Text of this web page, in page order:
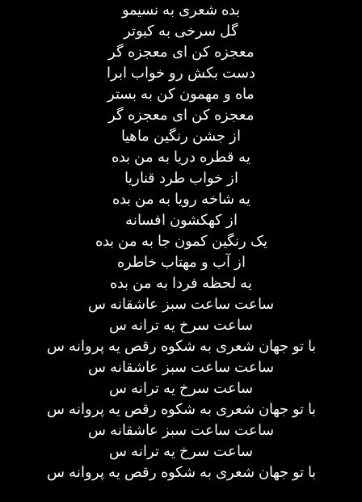
بده شعری به نسیمو
گل سرخی به کبوتر
معجزه کن ای معجزه گر
دست بکش رو خواب ابرا
ماه و مهمون کن به بستر
معجزه کن ای معجزه گر
از جشن رنگین ماهیا
یه قطره دریا به من بده
از خواب طرد قناریا
یه شاخه رویا به من بده
از کهکشون افسانه
یک رنگین کمون جا به من بده
از آب و مهتاب خاطره
یه لحظه فردا به من بده
ساعت ساعت سبز عاشقانه س
ساعت سرخ یه ترانه س
با تو جهان شعری به شکوه رقص یه پروانه س
ساعت ساعت سبز عاشقانه س
ساعت سرخ یه ترانه س
با تو جهان شعری به شکوه رقص یه پروانه س
ساعت ساعت سبز عاشقانه س
ساعت سرخ یه ترانه س
با تو جهان شعری به شکوه رقص یه پروانه س